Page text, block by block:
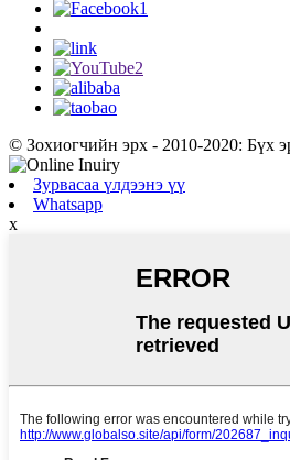
© Зохиогчийн эрх - 2010-2020: Бүх
Зурвасаа үлдээнэ үү
Whatsapp
x